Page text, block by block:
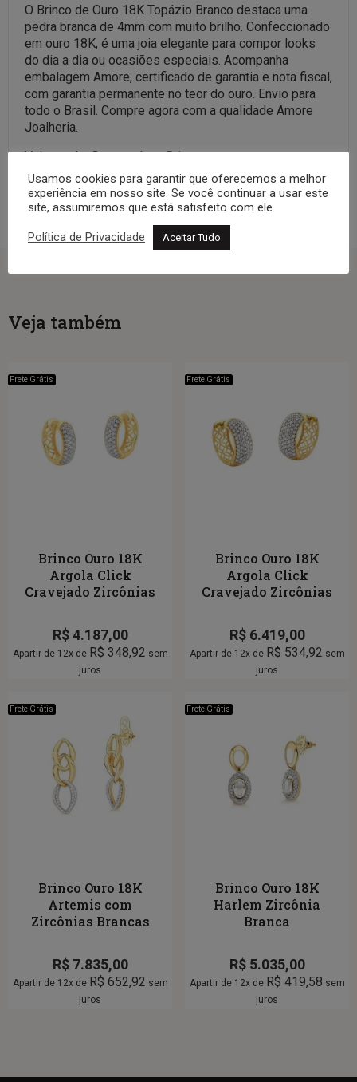
O Brinco de Ouro 18K Topázio Branco destaca uma
pedra branca de 4mm com muito brilho. Confeccionado
em ouro 18K, é uma joia elegante para compor looks
do dia a dia ou ocasiões especiais. Acompanha
embalagem Amore, certificado de garantia e nota fiscal,
com garantia permanente no teor do ouro. Envio para
todo o Brasil. Compre agora com a qualidade Amore
Joalheria.
Veja a coleção completa:Brincos
Veja também
Frete Grátis
Brinco Ouro 18K
Argola Click
Cravejado Zircônias
R$4.187,00
Apartir de 12x de R$ 348,92 sem
juros
Frete Grátis
Brinco Ouro 18K
Argola Click
Cravejado Zircônias
R$6.419,00
Apartir de 12x de R$ 534,92 sem
juros
Frete Grátis
Brinco Ouro 18K
Artemis com
Zircônias Brancas
R$7.835,00
Apartir de 12x de R$ 652,92 sem
juros
Frete Grátis
Brinco Ouro 18K
Harlem Zircônia
Branca
R$5.035,00
Apartir de 12x de R$ 419,58 sem
juros
Usamos cookies para garantir que oferecemos a melhor
experiência em nosso site. Se você continuar a usar este
site, assumiremos que está satisfeito com ele.
Política de Privacidade Aceitar Tudo